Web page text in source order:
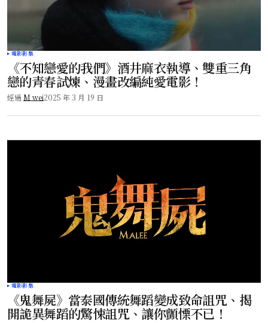
電影影集
《不知戀愛的我們》酒井麻衣執導、雙重三角
戀的青春試煉、漫畫改編純愛電影！
經過 M wei2025 年 3 月 19 日
電影影集
《鬼舞屍》當泰國傳統舞蹈變成致命詛咒、揭
開詭異舞蹈的驚悚詛咒、讓你顫慄不已！